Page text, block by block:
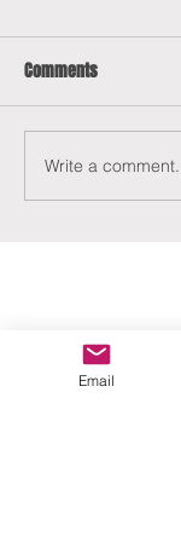
Comments
Write a comment...
ERANUS Alapítvány
Email